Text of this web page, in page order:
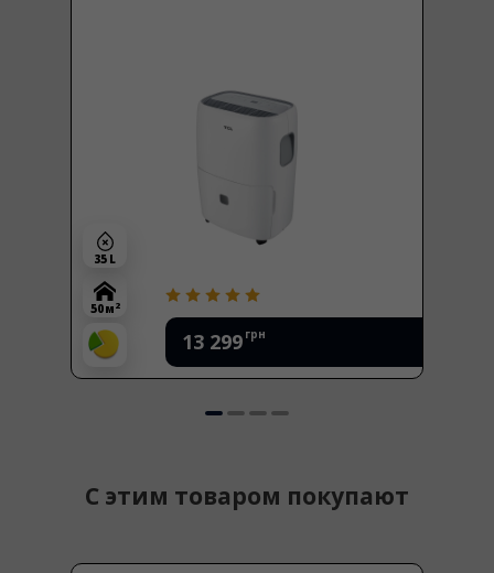
13 299 грн
35 L
50 м 2
С этим товаром покупают